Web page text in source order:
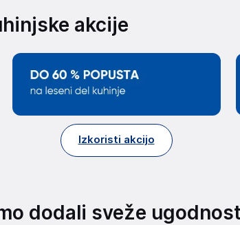
akcije
Izkoristi akcijo
dodali sveže